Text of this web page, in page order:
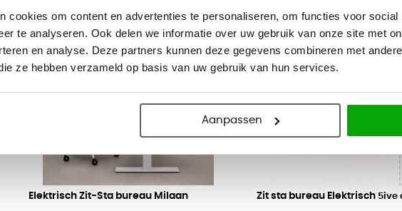
cookies om content en advertenties te personaliseren, om functies voor
te analyseren. Ook delen we informatie over uw gebruik van onze site met
en analyse. Deze partners kunnen deze gegevens combineren met
ze hebben verzameld op basis van uw gebruik van hun services.
Aanpassen
Elektrisch Zit-Sta bureau Milaan Zit sta bureau Elektrisch 5ive